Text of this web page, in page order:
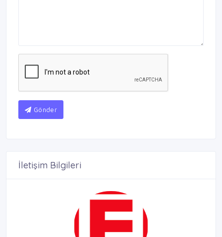
Gönder
İletişim Bilgileri